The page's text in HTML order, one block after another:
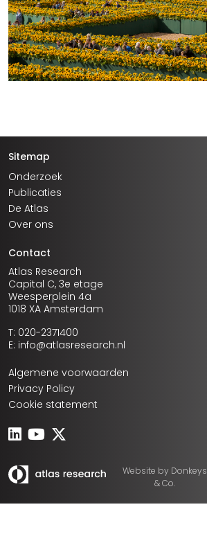
Sitemap
Onderzoek
Publicaties
De Atlas
Over ons
Contact
Atlas Research
Capital C, 3e etage
Weesperplein 4a
1018 XA Amsterdam
T: 020-2371400
E: info@atlasresearch.nl
Algemene voorwaarden
Privacy Policy
Cookie statement
Website by Donkeys
& Co.